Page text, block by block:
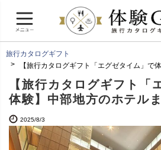
旅行カタログギフト
【旅行カタログギフト「エグゼタイム」で
【旅行カタログギフト「
体験】中部地方のホテル
2025/8/3